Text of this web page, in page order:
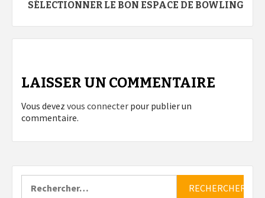
SÉLECTIONNER LE BON ESPACE DE BOWLING
LAISSER UN COMMENTAIRE
Vous devez vous connecter pour publier un
commentaire.